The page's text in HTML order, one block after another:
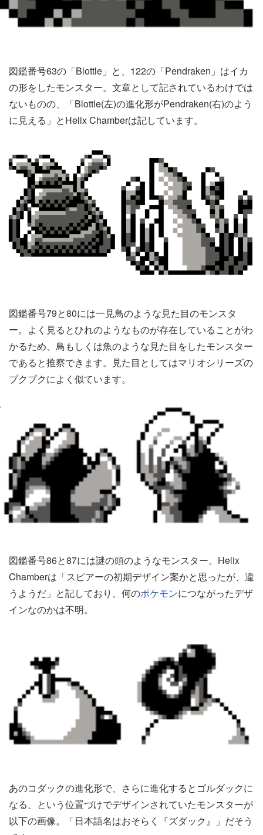
図鑑番号63の「Blottle」と、122の「Pendraken」はイカ
の形をしたモンスター。文章として記されているわけでは
ないものの、「Blottle(左)の進化形がPendraken(右)のよう
に見える」とHelix Chamberは記しています。
図鑑番号79と80には一見鳥のような見た目のモンスタ
ー。よく見るとひれのようなものが存在していることがわ
かるため、鳥もしくは魚のような見た目をしたモンスター
であると推察できます。見た目としてはマリオシリーズの
プクプクによく似ています。
図鑑番号86と87には謎の頭のようなモンスター。Helix
Chamberは「スピアーの初期デザイン案かと思ったが、違
うようだ」と記しており、何のポケモンにつながったデザ
インなのかは不明。
あのコダックの進化形で、さらに進化するとゴルダックに
なる、という位置づけでデザインされていたモンスターが
以下の画像。「日本語名はおそらく『ズダック』」だそう